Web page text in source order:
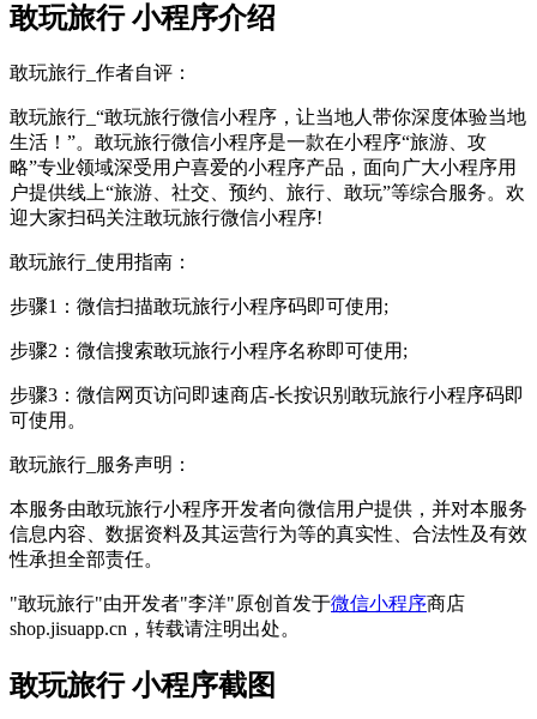
敢玩旅行 小程序介绍
敢玩旅行_作者自评：
敢玩旅行_“敢玩旅行微信小程序，让当地人带你深度体验当地
生活！”。敢玩旅行微信小程序是一款在小程序“旅游、攻
略”专业领域深受用户喜爱的小程序产品，面向广大小程序用
户提供线上“旅游、社交、预约、旅行、敢玩”等综合服务。欢
迎大家扫码关注敢玩旅行微信小程序!
敢玩旅行_使用指南：
步骤1：微信扫描敢玩旅行小程序码即可使用;
步骤2：微信搜索敢玩旅行小程序名称即可使用;
步骤3：微信网页访问即速商店-长按识别敢玩旅行小程序码即
可使用。
敢玩旅行_服务声明：
本服务由敢玩旅行小程序开发者向微信用户提供，并对本服务
信息内容、数据资料及其运营行为等的真实性、合法性及有效
性承担全部责任。
"敢玩旅行"由开发者"李洋"原创首发于微信小程序商店
shop.jisuapp.cn，转载请注明出处。
敢玩旅行 小程序截图